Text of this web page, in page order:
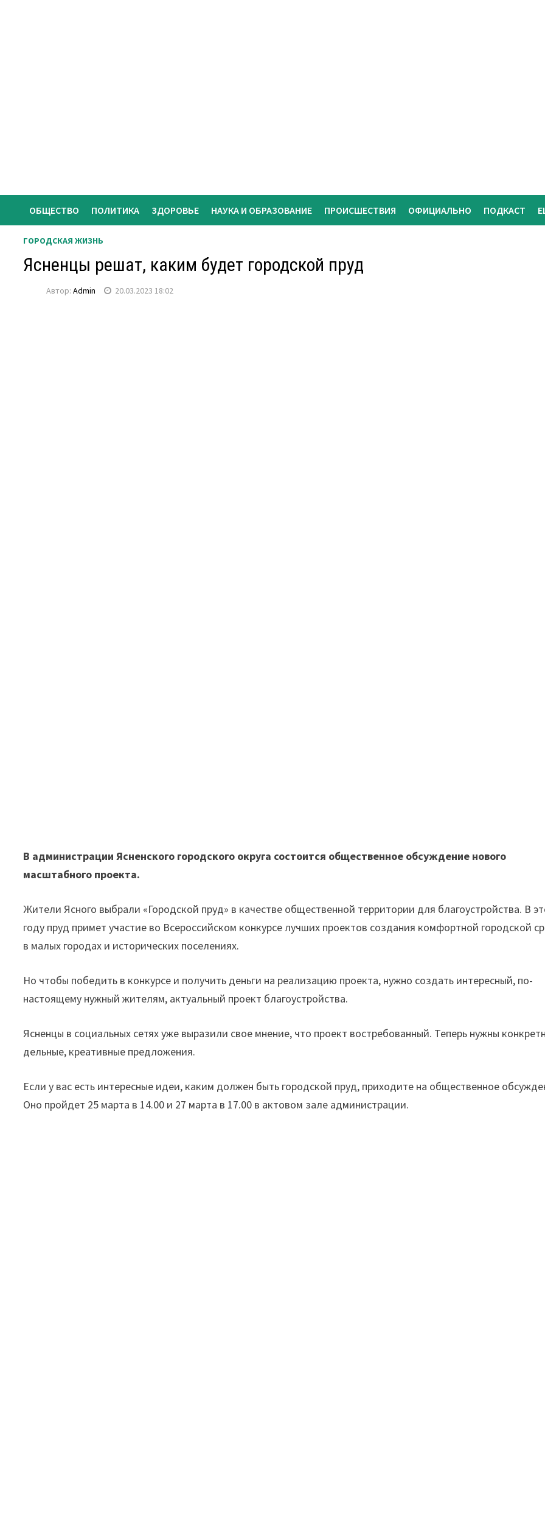
ОБЩЕСТВО ПОЛИТИКА ЗДОРОВЬЕ НАУКА И ОБРАЗОВАНИЕ ПРОИСШЕСТВИЯ ОФИЦИАЛЬНО ПОДКАСТ
ГОРОДСКАЯ ЖИЗНЬ
Ясненцы решат, каким будет городской пруд
Автор:Admin 20.03.2023 18:02
В администрации Ясненского городского округа состоится общественное обсуждение нового
масштабного проекта.
Жители Ясного выбрали «Городской пруд» в качестве общественной территории для благоустройства. В
году пруд примет участие во Всероссийском конкурсе лучших проектов создания комфортной городской
в малых городах и исторических поселениях.
Но чтобы победить в конкурсе и получить деньги на реализацию проекта, нужно создать интересный, по-
настоящему нужный жителям, актуальный проект благоустройства.
Ясненцы в социальных сетях уже выразили свое мнение, что проект востребованный. Теперь нужны
дельные, креативные предложения.
Если у вас есть интересные идеи, каким должен быть городской пруд, приходите на общественное
Оно пройдет 25 марта в 14.00 и 27 марта в 17.00 в актовом зале администрации.